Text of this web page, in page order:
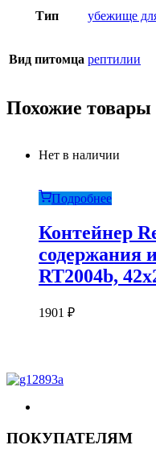
Тип убежище
Вид питомца рептилии
Похожие товары
Нет в наличии
Подробнее
Контейнер
содержания
RT2004b,
1901 ₽
ПОКУПАТЕЛЯМ